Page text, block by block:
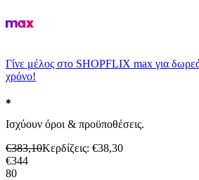
Γίνε μέλος στο SHOPFLIX max για
χρόνο!
Ισχύουν όροι & προϋποθέσεις.
€383,10Κερδίζεις: €38,30
€344
80